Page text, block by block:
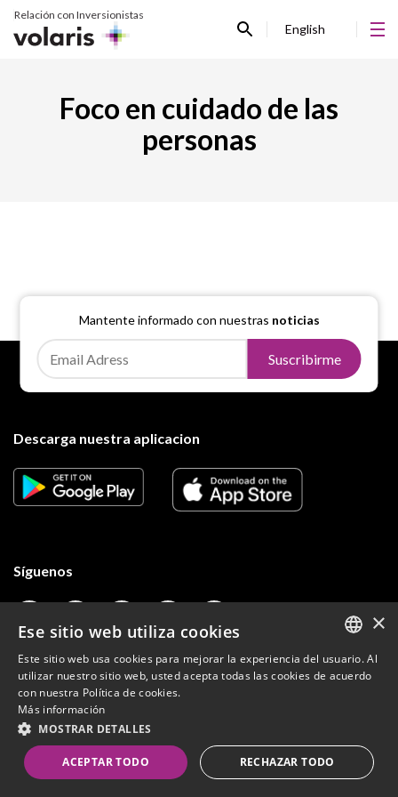
Relación con Inversionistas
English
Foco en cuidado de las
personas
Mantente informado con nuestras noticias
Suscribirme
Descarga nuestra aplicacion
Síguenos
Términos y condiciones
Aviso de privacidad
ENGLISH
×
Ese sitio web utiliza cookies
Este sitio web usa cookies para mejorar la experiencia del usuario. Al
utilizar nuestro sitio web, usted acepta todas las cookies de acuerdo
con nuestra Política de cookies.
Más información
MOSTRAR DETALLES
ACEPTAR TODO RECHAZAR TODO